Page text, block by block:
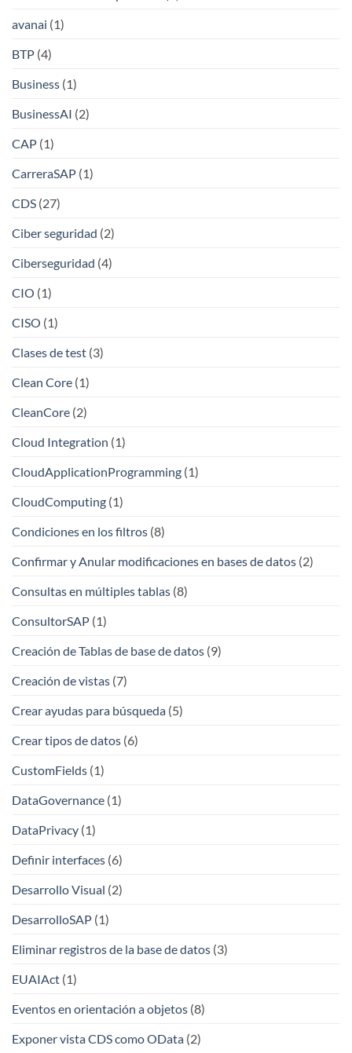
avanai (1)
BTP (4)
Business (1)
BusinessAI (2)
CAP (1)
CarreraSAP (1)
CDS (27)
Ciber seguridad (2)
Ciberseguridad (4)
CIO (1)
CISO (1)
Clases de test (3)
Clean Core (1)
CleanCore (2)
Cloud Integration (1)
CloudApplicationProgramming (1)
CloudComputing (1)
Condiciones en los filtros (8)
Confirmar y Anular modificaciones en bases de datos (2)
Consultas en múltiples tablas (8)
ConsultorSAP (1)
Creación de Tablas de base de datos (9)
Creación de vistas (7)
Crear ayudas para búsqueda (5)
Crear tipos de datos (6)
CustomFields (1)
DataGovernance (1)
DataPrivacy (1)
Definir interfaces (6)
Desarrollo Visual (2)
DesarrolloSAP (1)
Eliminar registros de la base de datos (3)
EUAIAct (1)
Eventos en orientación a objetos (8)
Exponer vista CDS como OData (2)